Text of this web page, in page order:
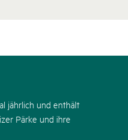
jährlich und enthält
Pärke und ihre